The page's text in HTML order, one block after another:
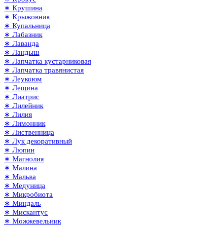
∗ Крушина
∗ Крыжовник
∗ Купальница
∗ Лабазник
∗ Лаванда
∗ Ландыш
∗ Лапчатка кустарниковая
∗ Лапчатка травянистая
∗ Леукоюм
∗ Лещина
∗ Лиатрис
∗ Лилейник
∗ Лилия
∗ Лимонник
∗ Лиственница
∗ Лук декоративный
∗ Люпин
∗ Магнолия
∗ Малина
∗ Мальва
∗ Медуница
∗ Микробиота
∗ Миндаль
∗ Мискантус
∗ Можжевельник